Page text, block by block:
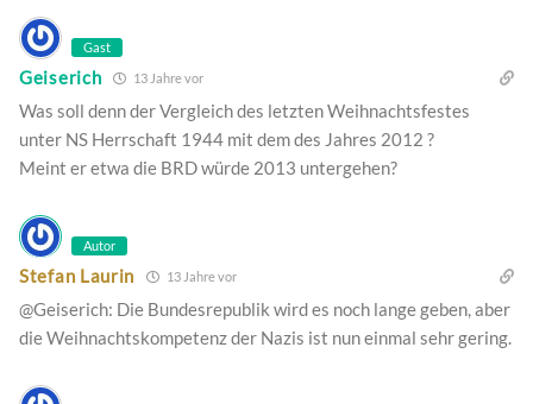
Gast
Geiserich 13 Jahre vor
Was soll denn der Vergleich des letzten Weihnachtsfestes
unter NS Herrschaft 1944 mit dem des Jahres 2012 ?
Meint er etwa die BRD würde 2013 untergehen?
Autor
Stefan Laurin 13 Jahre vor
@Geiserich: Die Bundesrepublik wird es noch lange geben, aber
die Weihnachtskompetenz der Nazis ist nun einmal sehr gering.